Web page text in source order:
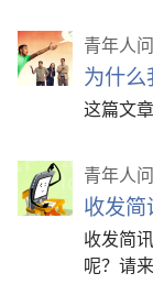
青年人问
为什么
这篇文
青年人问
收发
收发简
呢？请